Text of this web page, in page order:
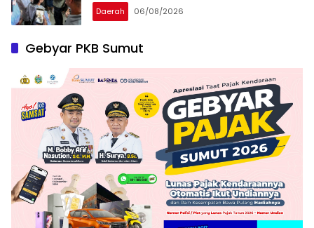
Daerah 06/08/2026
Gebyar PKB Sumut